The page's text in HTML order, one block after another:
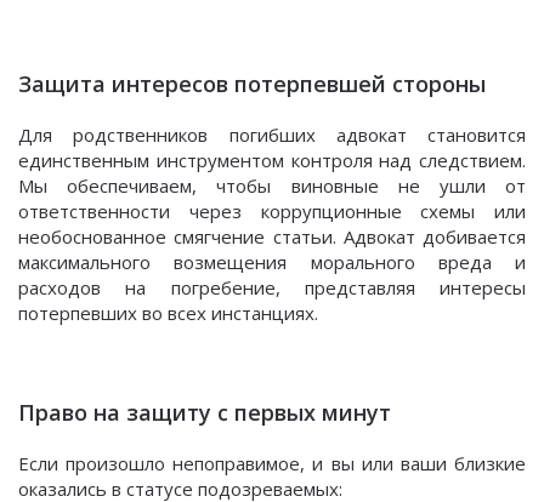
Защита интересов потерпевшей стороны
Для родственников погибших адвокат становится
единственным инструментом контроля над следствием.
Мы обеспечиваем, чтобы виновные не ушли от
ответственности через коррупционные схемы или
необоснованное смягчение статьи. Адвокат добивается
максимального возмещения морального вреда и
расходов на погребение, представляя интересы
потерпевших во всех инстанциях.
Право на защиту с первых минут
Если произошло непоправимое, и вы или ваши близкие
оказались в статусе подозреваемых: